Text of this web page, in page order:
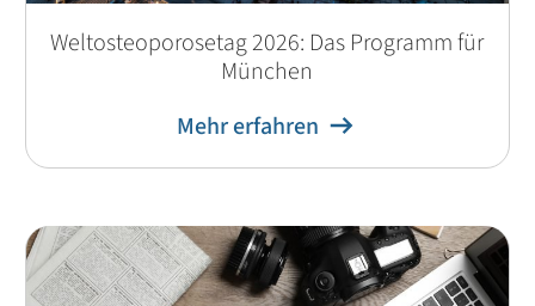
Weltosteoporosetag 2026: Das Programm für
München
Mehr erfahren